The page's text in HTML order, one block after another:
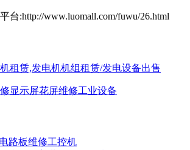
台:http://www.luomall.com/fuwu/26.html
租赁,发电机机组租赁/发电设备出售
显示屏花屏维修工业设备
路板维修工控机